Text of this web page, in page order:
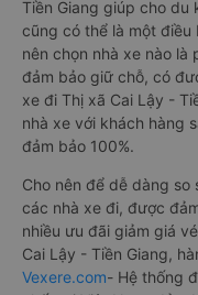
Tiền Giang giúp cho
cũng có thể là một
nên chọn nhà xe nào là
đảm bảo giữ chỗ, có
xe đi Thị xã Cai Lậy -
nhà xe với khách hàng
đảm bảo 100%.
Cho nên để dễ dàng
các nhà xe đi, được
nhiều ưu đãi giảm giá
Cai Lậy - Tiền Giang,
Vexere.com- Hệ thống